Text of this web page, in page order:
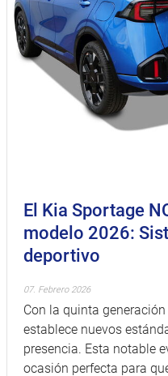
El Kia Sportage
modelo 2026:
deportivo
07. Febrero 2026
Con la quinta
establece nuevos
presencia. Esta notable
ocasión perfecta para